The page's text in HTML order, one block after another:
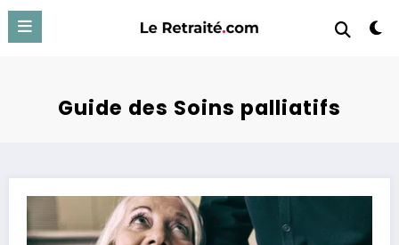
Aller
contenu
Guide des Soins palliatifs